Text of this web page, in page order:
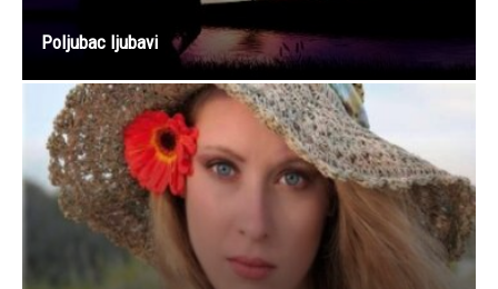
Poljubac ljubavi